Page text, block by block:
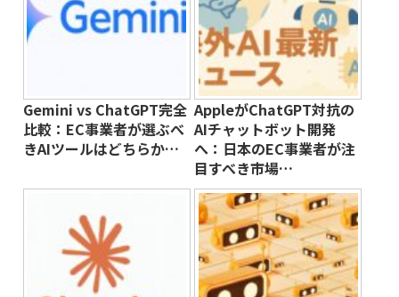
Gemini vs ChatGPT完全
比較：EC事業者が選ぶべ
きAIツールはどちらか…
AppleがChatGPT対抗の
AIチャットボット開発
へ：日本のEC事業者が注
目すべき市場…